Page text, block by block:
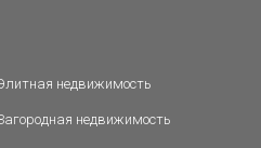
недвижимость
недвижимость